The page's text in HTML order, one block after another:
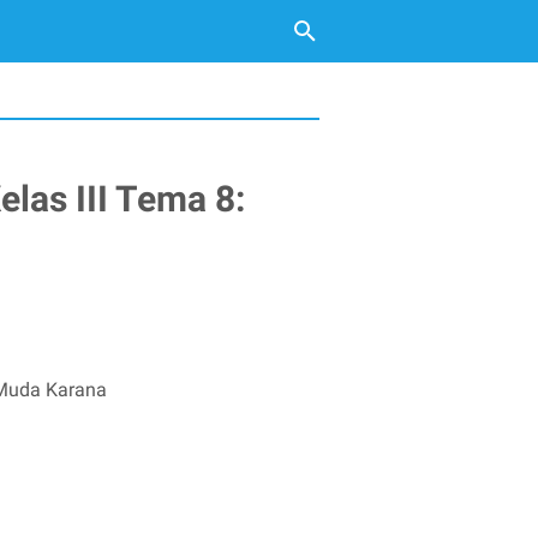
III Tema 8:
Karana